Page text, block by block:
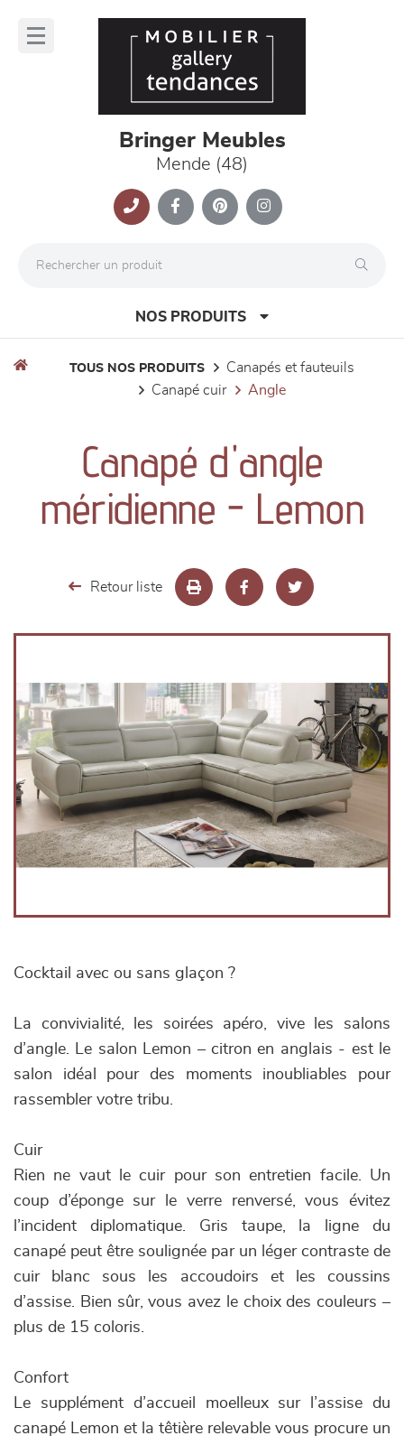
Bringer Meubles
Mende (48)
NOS PRODUITS
meubles de complément
TOUS NOS PRODUITS
canapés et fauteuils
canapé cuir
angle
Canapé d'angle
méridienne - Lemon
Retour liste
Cocktail avec ou sans glaçon ?
La convivialité, les soirées apéro, vive les salons
d’angle. Le salon Lemon – citron en anglais - est le
salon idéal pour des moments inoubliables pour
rassembler votre tribu.
Cuir
Rien ne vaut le cuir pour son entretien facile. Un
coup d’éponge sur le verre renversé, vous évitez
l’incident diplomatique. Gris taupe, la ligne du
canapé peut être soulignée par un léger contraste de
cuir blanc sous les accoudoirs et les coussins
d’assise. Bien sûr, vous avez le choix des couleurs –
plus de 15 coloris.
Confort
Le supplément d’accueil moelleux sur l’assise du
canapé Lemon et la têtière relevable vous procure un